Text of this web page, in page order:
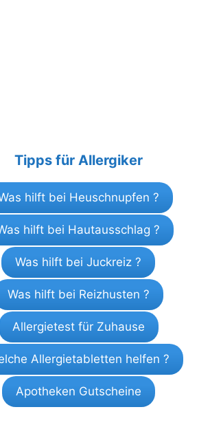
Tipps für Allergiker
hilft bei Heuschnupfen ?
hilft bei Hautausschlag ?
Was hilft bei Juckreiz ?
Was hilft bei Reizhusten ?
Allergietest für Zuhause
Allergietabletten helfen ?
Apotheken Gutscheine